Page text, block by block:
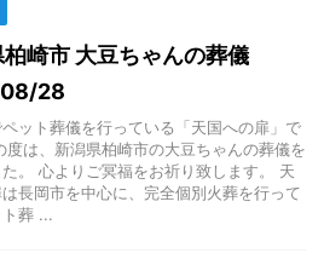
柏崎市 大豆ちゃんの葬儀
28
ット葬儀を行っている「天国への扉」で
度は、新潟県柏崎市の大豆ちゃんの葬儀を
。 心よりご冥福をお祈り致します。 天
長岡市を中心に、完全個別火葬を行って
葬 ...